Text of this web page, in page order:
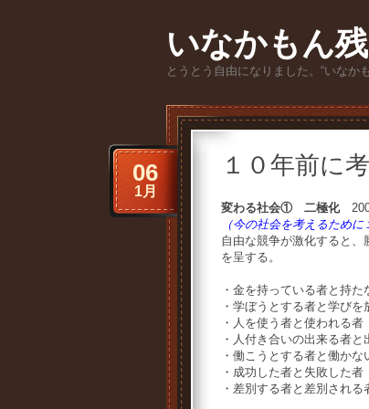
いなかもん
とうとう自由になりました。“いなか
１０年前
06
1月
変わる社会① 二極化
（今の社会を考えるため
自由な競争が激化すると
を呈する。
・金を持っている者と持た
・学ぼうとする者と学びを
・人を使う者と使われる者
・人付き合いの出来る者と
・働こうとする者と働かな
・成功した者と失敗した者
・差別する者と差別され